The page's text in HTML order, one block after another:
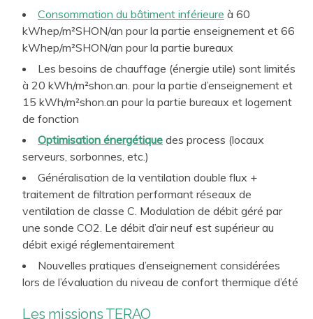
Sobriété et efficacité énergétique, recours aux ENR
Smartbuilding et connectivité, vs frugalité et économie
de moyens
Conception rationnelle et raisonnée, choix robustes
pour une exploitation pérenne et optimisée
Démarche de suivi de la mise en exploitation
(Commissionnement, Contrat de Performance
Energétique…)
Consommation du bâtiment inférieure à 60
kWhep/m²SHON/an pour la partie enseignement et 66
kWhep/m²SHON/an pour la partie bureaux
Les besoins de chauffage (énergie utile) sont limités
à 20 kWh/m²shon.an. pour la partie d’enseignement et
15 kWh/m²shon.an pour la partie bureaux et logement
de fonction
Optimisation énergétique des process (locaux
serveurs, sorbonnes, etc.)
Généralisation de la ventilation double flux +
traitement de filtration performant réseaux de
ventilation de classe C. Modulation de débit géré par
une sonde CO2. Le débit d’air neuf est supérieur au
débit exigé réglementairement
Nouvelles pratiques d’enseignement considérées
lors de l’évaluation du niveau de confort thermique d’été
Les missions TERAO